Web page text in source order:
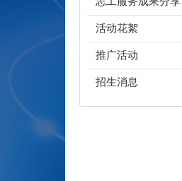
活动花絮
推广活动
招生消息